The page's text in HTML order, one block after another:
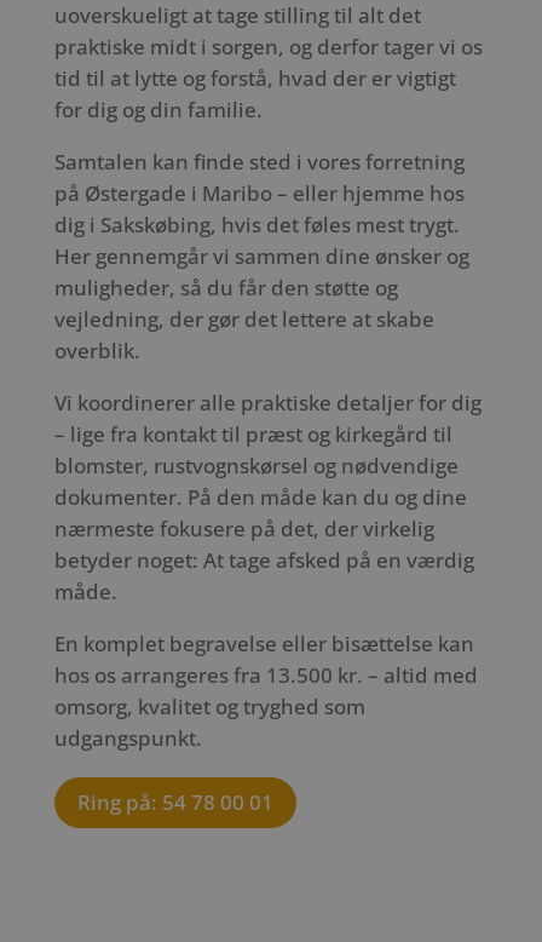
uoverskueligt at tage stilling til alt det
praktiske midt i sorgen, og derfor tager vi os
tid til at lytte og forstå, hvad der er vigtigt
for dig og din familie.
Samtalen kan finde sted i vores forretning
på Østergade i Maribo – eller hjemme hos
dig i Sakskøbing, hvis det føles mest trygt.
Her gennemgår vi sammen dine ønsker og
muligheder, så du får den støtte og
vejledning, der gør det lettere at skabe
overblik.
Vi koordinerer alle praktiske detaljer for dig
– lige fra kontakt til præst og kirkegård til
blomster, rustvognskørsel og nødvendige
dokumenter. På den måde kan du og dine
nærmeste fokusere på det, der virkelig
betyder noget: At tage afsked på en værdig
måde.
En komplet begravelse eller bisættelse kan
hos os arrangeres fra 13.500 kr. – altid med
omsorg, kvalitet og tryghed som
udgangspunkt.
Ring på: 54 78 00 01